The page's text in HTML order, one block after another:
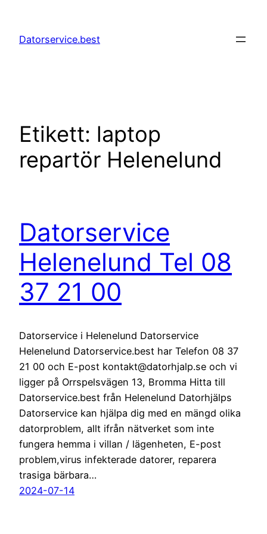
innehåll
Datorservice.best
Etikett: laptop
repartör Helenelund
Datorservice
Helenelund Tel 08
37 21 00
Datorservice i Helenelund Datorservice
Helenelund Datorservice.best har Telefon 08 37
21 00 och E-post kontakt@datorhjalp.se och vi
ligger på Orrspelsvägen 13, Bromma Hitta till
Datorservice.best från Helenelund Datorhjälps
Datorservice kan hjälpa dig med en mängd olika
datorproblem, allt ifrån nätverket som inte
fungera hemma i villan / lägenheten, E-post
problem,virus infekterade datorer, reparera
trasiga bärbara…
2024-07-14